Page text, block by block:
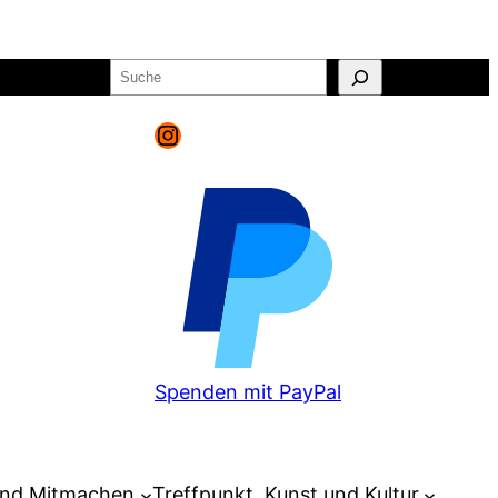
Suchen
Instagram
Spenden mit PayPal